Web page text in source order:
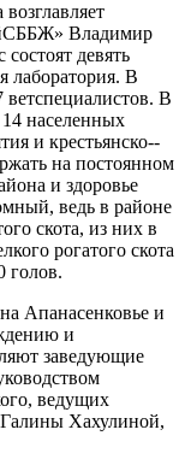
Владимир
девять
лаборатория. В
ветспециалистов. В
населенных
и крестьянско-­
на постоянном
и здоровье
ведь в районе
скота, из них в
рогатого скота
голов.
Апанасенковье и
и
заведующие
ведущих
Хахулиной,